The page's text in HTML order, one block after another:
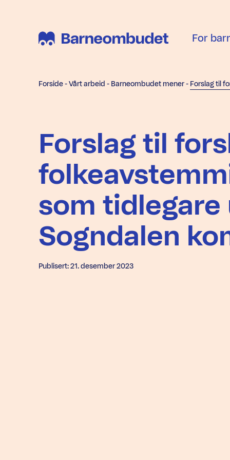
For
Forside-Vårt arbeid - Barneombudet mener-
Forslag til
som
Sogndalen
Publisert: 21. desember 2023